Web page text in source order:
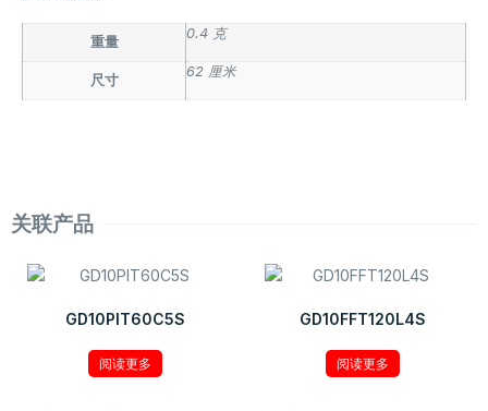
重量
0.4 克
尺寸
62 厘米
关联产品
GD10PIT60C5S
阅读更多
GD10FFT120L4S
阅读更多